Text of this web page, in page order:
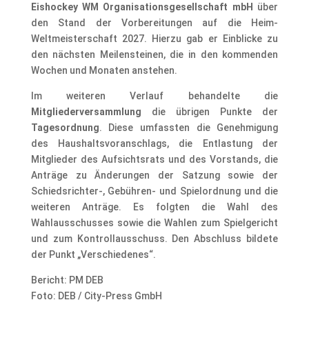
Eishockey WM Organisationsgesellschaft mbH
über
den Stand der Vorbereitungen auf die Heim-
Weltmeisterschaft 2027. Hierzu gab er Einblicke zu
den nächsten Meilensteinen, die in den kommenden
Wochen und Monaten anstehen.
Im weiteren Verlauf behandelte die
Mitgliederversammlung die übrigen Punkte der
Tagesordnung. Diese umfassten die Genehmigung
des Haushaltsvoranschlags, die Entlastung der
Mitglieder des Aufsichtsrats und des Vorstands, die
Anträge zu Änderungen der Satzung sowie der
Schiedsrichter-, Gebühren- und Spielordnung und die
weiteren Anträge. Es folgten die Wahl des
Wahlausschusses sowie die Wahlen zum Spielgericht
und zum Kontrollausschuss. Den Abschluss bildete
der Punkt „Verschiedenes“.
Bericht: PM DEB
Foto: DEB / City-Press GmbH